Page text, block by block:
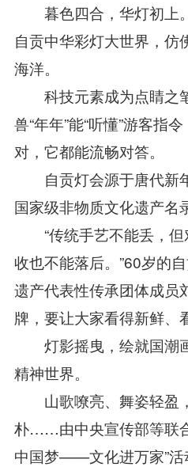
暮色四合，华灯初上
自贡中华彩灯大世界，仿
海洋。
科技元素成为点睛之
兽“年年”能“听懂”游客指
对，它都能流畅对答。
自贡灯会源于唐代新
国家级非物质文化遗产名
“传统手艺不能丢，但
收也不能落后。”60岁的
遗产代表性传承团体成员
牌，要让大家看得新鲜、
灯影摇曳，绘就国潮
精神世界。
山歌嘹亮、舞姿轻盈
朴……由中央宣传部等联
中国梦——文化进万家”活